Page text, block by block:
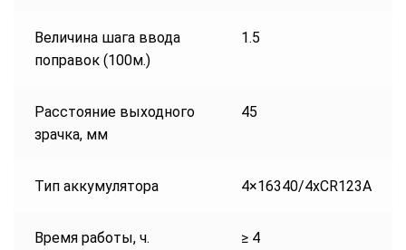
Величина шага ввода
поправок (100м.)
1.5
Расстояние выходного
зрачка, мм
45
Тип аккумуляторa 4×16340/4xCR123A
Время работы, ч. ≥ 4